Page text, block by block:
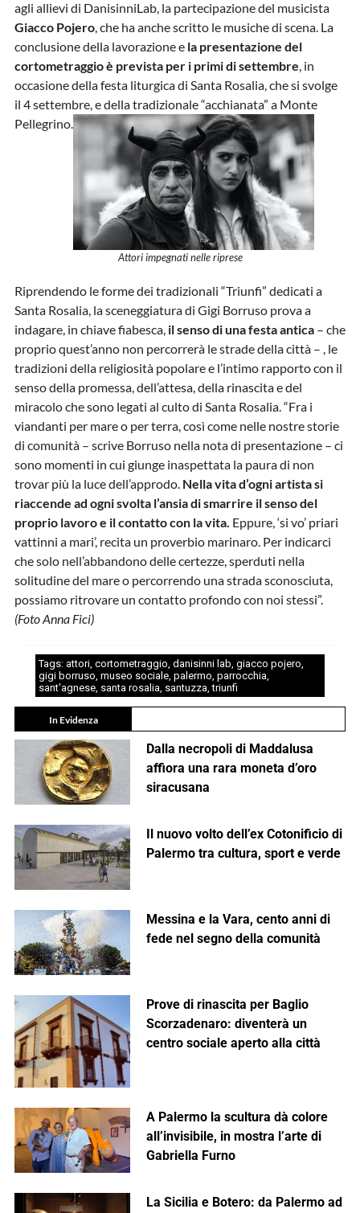
agli allievi di DanisinniLab, la partecipazione del musicista
Giacco Pojero, che ha anche scritto le musiche di scena. La
conclusione della lavorazione e la presentazione del
cortometraggio è prevista per i primi di settembre, in
occasione della festa liturgica di Santa Rosalia, che si svolge
il 4 settembre, e della tradizionale “acchianata” a Monte
Pellegrino.
Attori impegnati nelle riprese
Riprendendo le forme dei tradizionali “Triunfi” dedicati a
Santa Rosalia, la sceneggiatura di Gigi Borruso prova a
indagare, in chiave fiabesca, il senso di una festa antica– che
proprio quest’anno non percorrerà le strade della città – , le
tradizioni della religiosità popolare e l’intimo rapporto con il
senso della promessa, dell’attesa, della rinascita e del
miracolo che sono legati al culto di Santa Rosalia. “Fra i
viandanti per mare o per terra, così come nelle nostre storie
di comunità – scrive Borruso nella nota di presentazione – ci
sono momenti in cui giunge inaspettata la paura di non
trovar più la luce dell’approdo.Nella vita d’ogni artista si
riaccende ad ogni svolta l’ansia di smarrire il senso del
proprio lavoro e il contatto con la vita. Eppure, ‘si vo’ priari
vattinni a mari’, recita un proverbio marinaro. Per indicarci
che solo nell’abbandono delle certezze, sperduti nella
solitudine del mare o percorrendo una strada sconosciuta,
possiamo ritrovare un contatto profondo con noi stessi”.
(Foto Anna Fici)
Tags: attori, cortometraggio, danisinni lab, giacco pojero,
gigi borruso, museo sociale, palermo, parrocchia,
sant'agnese, santa rosalia, santuzza,triunfi
In Evidenza
Dalla necropoli di Maddalusa
affiora una rara moneta d’oro
siracusana
Il nuovo volto dell’ex Cotonificio di
Palermo tra cultura, sport e verde
Messina e la Vara, cento anni di
fede nel segno della comunità
Prove di rinascita per Baglio
Scorzadenaro: diventerà un
centro sociale aperto alla città
A Palermo la scultura dà colore
all’invisibile, in mostra l’arte di
Gabriella Furno
La Sicilia e Botero: da Palermo ad